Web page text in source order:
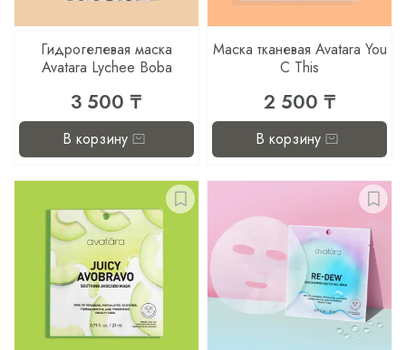
Гидрогелевая маска
Avatara Lychee Boba
3 500 ₸
В корзину
Маска тканевая Avatara You
C This
2 500 ₸
В корзину